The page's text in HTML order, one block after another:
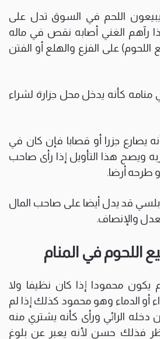
يبيعون اللحم في السوق تدل على
رآهم الغني أصابه نقص في ماله
على الفزع والهلع أو الفتن
منامه كأنه يدخل محل جزارة لشراء
يصارع جزرا أو قصابا فإن كان في
ويصح هذا التأويل إذا رأى صاحب
طرحه أرضا.
قد يدل أيضا على صاحب المال
والإنصاف.
اللحوم في المنام
يكون محمودا إذا كان نظيفا ولا
أو الدماء وهو محمود كذلك إذا لم
دخله الرائي ورأى كأنه يشتري منه
فذلك حسن لأنه يعبر عن بلوغ